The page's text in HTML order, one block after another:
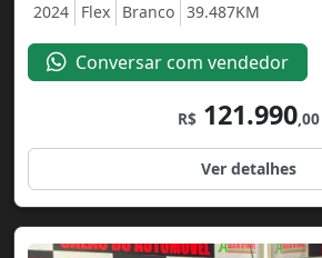
2024 Flex Branco 39.487KM
Conversar com vendedor
R$ 121.990,00
Ver detalhes